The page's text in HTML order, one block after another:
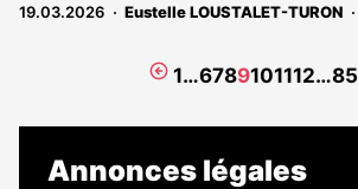
19.03.2026 Eustelle LOUSTALET-TURON
Page
1…6789101112…85
Annonces légales